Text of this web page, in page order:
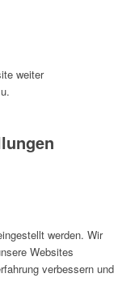
weiter
werden. Wir
Websites
verbessern und